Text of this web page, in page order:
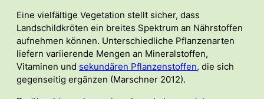
Eine vielfältige Vegetation stellt sicher, dass
Landschildkröten ein breites Spektrum an Nährstoffen
aufnehmen können. Unterschiedliche Pflanzenarten
liefern variierende Mengen an Mineralstoffen,
Vitaminen und sekundären Pflanzenstoffen, die sich
gegenseitig ergänzen (Marschner 2012).